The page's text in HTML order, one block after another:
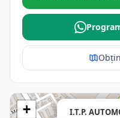
I.T.P.
+